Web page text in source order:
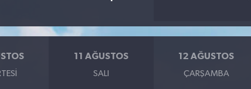
11 AĞUSTOS
SALI
12 AĞUSTOS
ÇARŞAMBA